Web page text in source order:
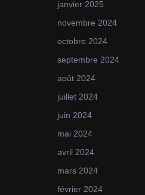
janvier 2025
novembre 2024
octobre 2024
septembre 2024
août 2024
juillet 2024
juin 2024
mai 2024
avril 2024
mars 2024
février 2024